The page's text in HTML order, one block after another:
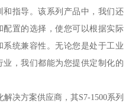
指导。该系列产品中，我们还
置的选择，使您可以根据实际
统兼容性。无论您是处于工业
，我们都能为您提供定制化的
方案供应商，其S7-1500系列